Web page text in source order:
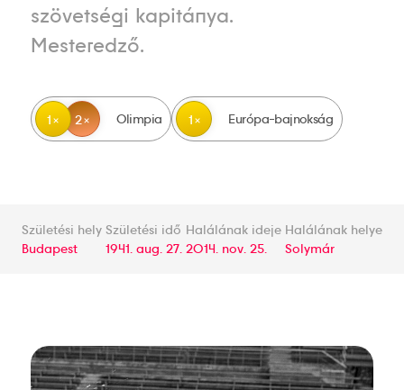
szövetségi kapitánya.
Mesteredző.
1 2 Olimpia 1 Európa-bajnokság
Születési hely
Budapest
Születési idő
1941. aug. 27.
Halálának ideje
2014. nov. 25.
Halálának helye
Solymár